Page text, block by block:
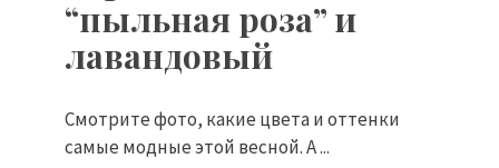
“пыльная роза” и
лавандовый
Смотрите фото, какие цвета и оттенки
самые модные этой весной. А ...